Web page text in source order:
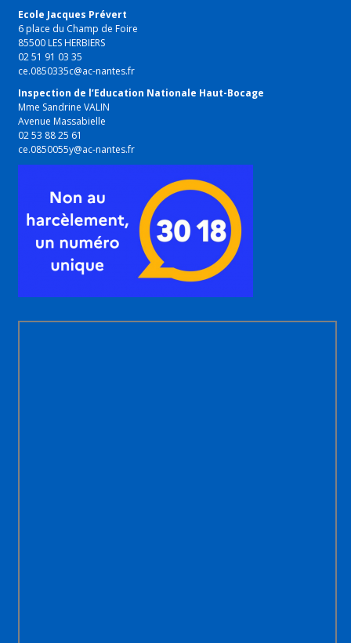
Ecole Jacques Prévert
6 place du Champ de Foire
85500 LES HERBIERS
02 51 91 03 35
ce.0850335c@ac-nantes.fr
Inspection de l’Education Nationale Haut-Bocage
Mme Sandrine VALIN
Avenue Massabielle
02 53 88 25 61
ce.0850055y@ac-nantes.fr